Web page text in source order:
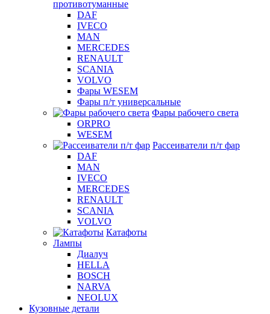
противотуманные
DAF
IVECO
MAN
MERCEDES
RENAULT
SCANIA
VOLVO
Фары WESEM
Фары п/т универсальные
Фары рабочего света
ORPRO
WESEM
Рассеиватели п/т фар
DAF
MAN
IVECO
MERCEDES
RENAULT
SCANIA
VOLVO
Катафоты
Лампы
Диалуч
HELLA
BOSCH
NARVA
NEOLUX
Кузовные детали